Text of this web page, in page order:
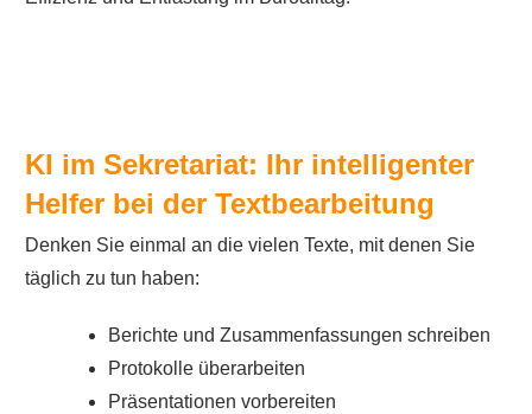
KI im Sekretariat: Ihr intelligenter
Helfer bei der Textbearbeitung
Denken Sie einmal an die vielen Texte, mit denen Sie
täglich zu tun haben:
Berichte und Zusammenfassungen schreiben
Protokolle überarbeiten
Präsentationen vorbereiten